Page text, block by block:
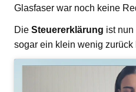
Glasfaser war noch keine
Die Steuererklärung ist
sogar ein klein wenig zurück